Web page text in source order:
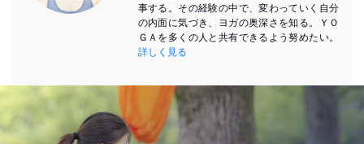
事する。その経験の中で、変わっていく自分
の内面に気づき、ヨガの奥深さを知る。ＹＯ
ＧＡを多くの人と共有できるよう努めたい。
詳しく見る